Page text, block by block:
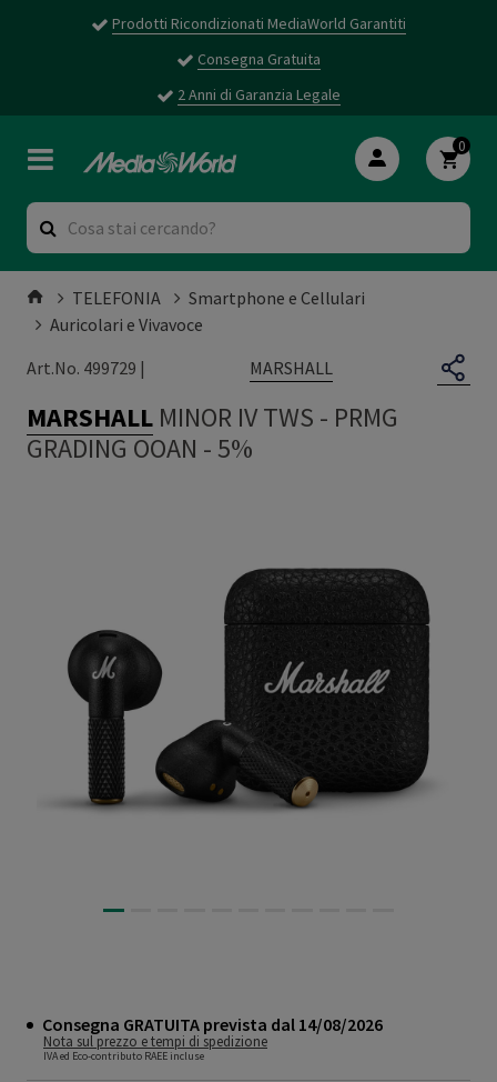
Prodotti Ricondizionati MediaWorld Garantiti
Consegna Gratuita
2 Anni di Garanzia Legale
0
TELEFONIA
Smartphone e Cellulari
Auricolari e Vivavoce
Art.No. 499729 |
MARSHALL
MARSHALL MINOR IV TWS - PRMG
GRADING OOAN - 5%
Consegna GRATUITA prevista dal 14/08/2026
Nota sul prezzo e tempi di spedizione
IVA ed Eco-contributo RAEE incluse